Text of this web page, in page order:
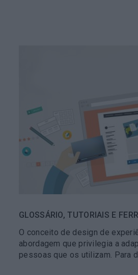
GLOSSÁRIO, TUTORIAIS E
O conceito de design de
abordagem que privilegia a
pessoas que os utilizam. Para